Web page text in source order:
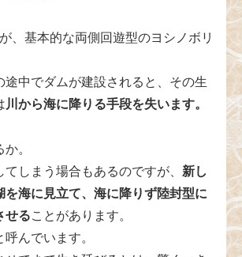
、基本的な両側回遊型のヨシノボリ
途中でダムが建設されると、その生
川から海に降りる手段を失います。
。
しまう場合もあるのですが、 新し
を海に見立て、海に降りず陸封型に
せることがあります。
んでいます。